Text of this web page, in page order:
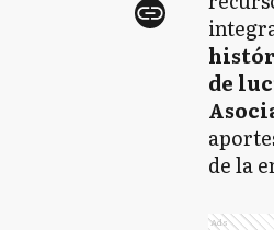
de
de la
Ads